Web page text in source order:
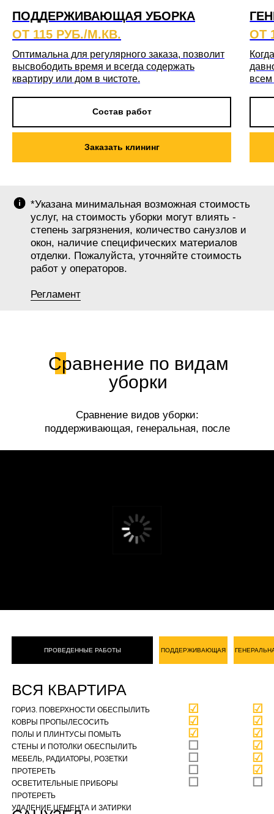
ПОДДЕРЖИВАЮЩАЯ УБОРКА
ОТ 115 РУБ./М.КВ.
Оптимальна для регулярного заказа, позволит
высвободить время и всегда содержать
квартиру или дом в чистоте.
Состав работ
Заказать клининг
ОТ
всем
*Указана минимальная возможная стоимость
услуг, на стоимость уборки могут влиять -
степень загрязнения, количество санузлов и
окон, наличие специфических материалов
отделки. Пожалуйста, уточняйте стоимость
работ у операторов.
Регламент
Сравнение по видам
уборки
Сравнение видов уборки:
поддерживающая, генеральная, после
ГОРИЗ. ПОВЕРХНОСТИ ОБЕСПЫЛИТЬ
КОВРЫ ПРОПЫЛЕСОСИТЬ
ПОЛЫ И ПЛИНТУСЫ ПОМЫТЬ
СТЕНЫ И ПОТОЛКИ ОБЕСПЫЛИТЬ
МЕБЕЛЬ, РАДИАТОРЫ, РОЗЕТКИ
ПРОТЕРЕТЬ
ОСВЕТИТЕЛЬНЫЕ ПРИБОРЫ
ПРОТЕРЕТЬ
УДАЛЕНИЕ ЦЕМЕНТА И ЗАТИРКИ
ВСЯ КВАРТИРА
☑
☑
☑
☐
☐
☐
☐
ПРОВЕДЕННЫЕ РАБОТЫ ПОДДЕРЖИВАЮЩАЯ
☑
☑
☑
☑
☑
☑
☐